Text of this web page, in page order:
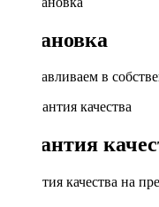
Установка
Устанавливаем в
Гарантия
Гарантия качества на